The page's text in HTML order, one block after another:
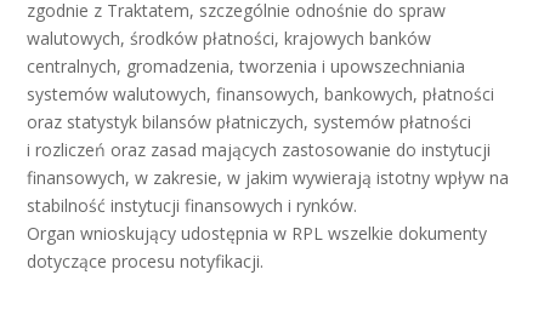
zgodnie z Traktatem, szczególnie odnośnie do spraw
walutowych, środków płatności, krajowych banków
centralnych, gromadzenia, tworzenia i upowszechniania
systemów walutowych, finansowych, bankowych, płatności
oraz statystyk bilansów płatniczych, systemów płatności
i rozliczeń oraz zasad mających zastosowanie do instytucji
finansowych, w zakresie, w jakim wywierają istotny wpływ na
stabilność instytucji finansowych i rynków.
Organ wnioskujący udostępnia w RPL wszelkie dokumenty
dotyczące procesu notyfikacji.